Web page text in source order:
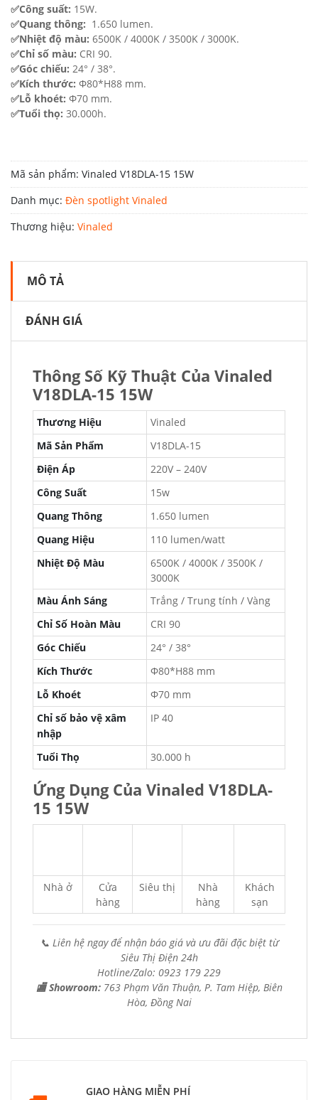
✅Công suất: 15W.
✅Quang thông: 1.650 lumen.
✅Nhiệt độ màu: 6500K / 4000K / 3500K / 3000K.
✅Chỉ số màu: CRI 90.
✅Góc chiếu: 24° / 38°.
✅Kích thước: Φ80*H88 mm.
✅Lỗ khoét: Φ70 mm.
✅Tuổi thọ: 30.000h.
Mã sản phẩm: Vinaled V18DLA-15 15W
Danh mục: Đèn spotlight Vinaled
Thương hiệu: Vinaled
MÔ TẢ
ĐÁNH GIÁ
Thông Số Kỹ Thuật Của Vinaled
V18DLA-15 15W
Thương Hiệu
Vinaled
Mã Sản Phẩm
V18DLA-15
Điện Áp
220V – 240V
Công Suất
15w
Quang Thông
1.650 lumen
Quang Hiệu
110 lumen/watt
Nhiệt Độ Màu
6500K / 4000K / 3500K /
3000K
Màu Ánh Sáng
Trắng / Trung tính / Vàng
Chỉ Số Hoàn Màu
CRI 90
Góc Chiếu
24° / 38°
Kích Thước
Φ80*H88 mm
Lỗ Khoét
Φ70 mm
Chỉ số bảo vệ xâm
nhập
IP 40
Tuổi Thọ 30.000 h
Ứng Dụng Của Vinaled V18DLA-
15 15W
Nhà ở
Cửa
hàng
Siêu thị
Nhà
hàng
Khách
sạn
📞 Liên hệ ngay để nhận báo giá và ưu đãi đặc biệt từ
Siêu Thị Điện 24h
Hotline/Zalo: 0923 179 229
🏬 Showroom: 763 Phạm Văn Thuận, P. Tam Hiệp, Biên
Hòa, Đồng Nai
GIAO HÀNG MIỄN PHÍ